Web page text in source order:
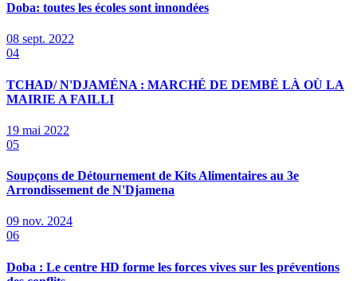
Doba: toutes les écoles sont innondées
08 sept. 2022
04
TCHAD/ N'DJAMÉNA : MARCHÉ DE DEMBÉ LÀ OÙ LA
MAIRIE A FAILLI
19 mai 2022
05
Soupçons de Détournement de Kits Alimentaires au 3e
Arrondissement de N'Djamena
09 nov. 2024
06
Doba : Le centre HD forme les forces vives sur les préventions